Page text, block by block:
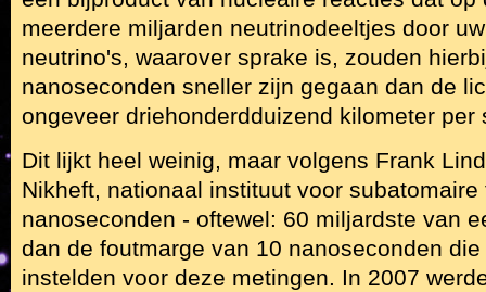
meerdere miljarden neutrinodeeltjes door
neutrino's, waarover sprake is, zouden
nanoseconden sneller zijn gegaan dan de
ongeveer driehonderdduizend kilometer per
Dit lijkt heel weinig, maar volgens Frank
Nikheft, nationaal instituut voor
nanoseconden - oftewel: 60 miljardste van
dan de foutmarge van 10 nanoseconden
instelden voor deze metingen. In 2007